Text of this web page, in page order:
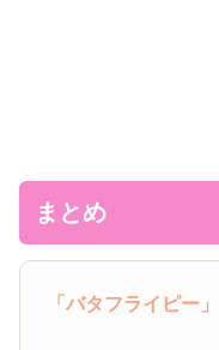
まとめ
「バタフライピー」